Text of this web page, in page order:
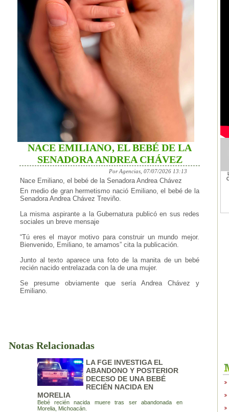
NACE EMILIANO, EL BEBÉ DE LA
SENADORA ANDREA CHÁVEZ
Por Agencias, 07/07/2026 13:13
Nace Emiliano, el bebé de la Senadora Andrea Chávez
En medio de gran hermetismo nació Emiliano, el bebé de la
Senadora Andrea Chávez Treviño.
La misma aspirante a la Gubernatura publicó en sus redes
sociales un breve mensaje
“Tú eres el mayor motivo para construir un mundo mejor.
Bienvenido, Emiliano, te amamos” cita la publicación.
Junto al texto aparece una foto de la manita de un bebé
recién nacido entrelazada con la de una mujer.
Se presume obviamente que sería Andrea Chávez y
Emiliano.
Notas Relacionadas
LA FGE INVESTIGA EL
ABANDONO Y POSTERIOR
DECESO DE UNA BEBÉ
RECIÉN NACIDA EN
MORELIA
Bebé recién nacida muere tras ser abandonada en
Morelia, Michoacán.